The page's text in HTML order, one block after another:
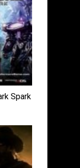
Spark